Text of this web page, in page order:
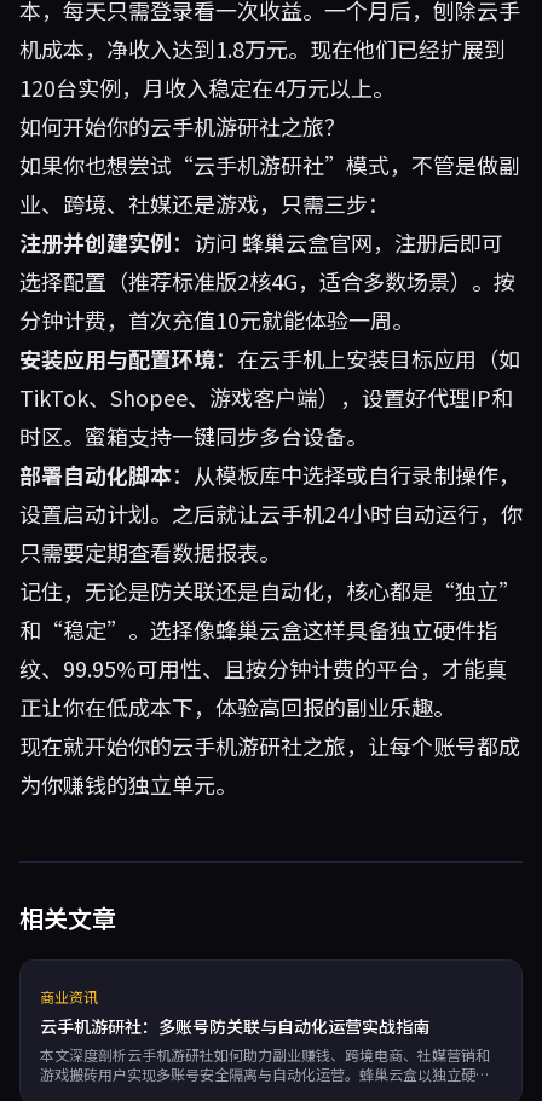
本，每天只需登录看一次收益。一个月后，刨除云手
机成本，净收入达到1.8万元。现在他们已经扩展到
120台实例，月收入稳定在4万元以上。
如何开始你的云手机游研社之旅？
如果你也想尝试“云手机游研社”模式，不管是做副
业、跨境、社媒还是游戏，只需三步：
注册并创建实例：访问 蜂巢云盒官网，注册后即可
选择配置（推荐标准版2核4G，适合多数场景）。按
分钟计费，首次充值10元就能体验一周。
安装应用与配置环境：在云手机上安装目标应用（如
TikTok、Shopee、游戏客户端），设置好代理IP和
时区。蜜箱支持一键同步多台设备。
部署自动化脚本：从模板库中选择或自行录制操作，
设置启动计划。之后就让云手机24小时自动运行，你
只需要定期查看数据报表。
记住，无论是防关联还是自动化，核心都是“独立”
和“稳定”。选择像蜂巢云盒这样具备独立硬件指
纹、99.95%可用性、且按分钟计费的平台，才能真
正让你在低成本下，体验高回报的副业乐趣。
现在就开始你的云手机游研社之旅，让每个账号都成
为你赚钱的独立单元。
相关文章
商业资讯
云手机游研社：多账号防关联与自动化运营实战指南
本文深度剖析云手机游研社如何助力副业赚钱、跨境电商、社媒营销和
游戏搬砖用户实现多账号安全隔离与自动化运营。蜂巢云盒以独立硬件